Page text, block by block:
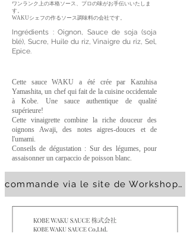
ワンランク上の本格ソース、プロの味がお手伝いいたしま
す。
WAKUシェフの作るソース調味料の会社です。
Ingrédients : Oignon, Sauce de soja (soja
blé), Sucre, Huile du riz, Vinaigre du riz, Sel,
Epice.
Cette sauce WAKU a été crée par Kazuhisa
Yamashita, un chef qui fait de la cuisine occidentale
à Kobe. Une sauce authentique de qualité
supérieure!
Cette vinaigrette combine la riche douceur des
oignons Awaji, des notes aigres-douces et de
l'umami.
Conseils de dégustation : Sur des légumes, pour
assaisonner un carpaccio de poisson blanc.
commande via le site de Workshop ISSÉ